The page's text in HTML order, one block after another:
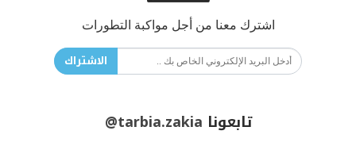
اشترك معنا من أجل مواكبة التطورات
الاشتراك
تابعونا @tarbia.zakia